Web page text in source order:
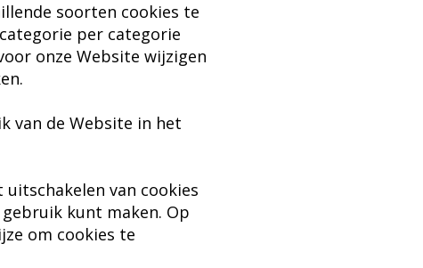
soorten cookies te
per categorie
onze Website wijzigen
van de Website in het
van cookies
kunt maken. Op
om cookies te